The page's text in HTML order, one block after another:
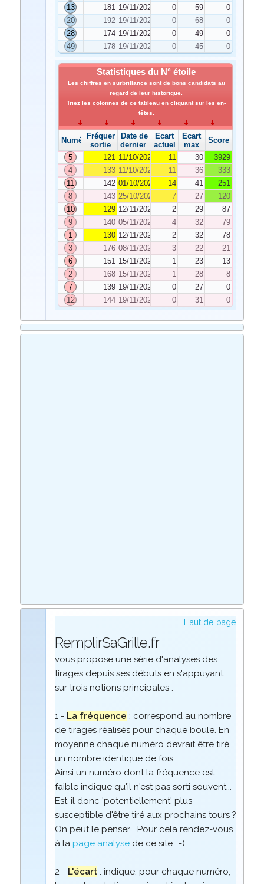
13
181 19/11/2024 0 59
0
20
192 19/11/2024 0 68
0
28
174 19/11/2024 0 49
0
49
178 19/11/2024 0 45 0
Statistiques du N° étoile
Les chiffres en surbrillance sont de bons candidats au
regard de leur historique.
Triez les colonnes de ce tableau en cliquant sur les en-
têtes.
NuméroFréquence de
sortie
Date de
dernier tirage
Écart
actuel
Écart
max
Score
5
121 11/10/2024 11 30
3929
4
133 11/10/2024 11 36
333
11
142 01/10/2024 14 41
251
8
143 25/10/2024 7 27
120
10
129 12/11/2024 2 29
87
9
140 05/11/2024 4 32
79
1
130 12/11/2024 2 32
78
3
176 08/11/2024 3 22
21
6
151 15/11/2024 1 23
13
2
168 15/11/2024 1 28
8
7
139 19/11/2024 0 27
0
12
144 19/11/2024 0 31 0
Haut de page
RemplirSaGrille.fr
vous propose une série d'analyses des
tirages depuis ses débuts en s'appuyant
sur trois notions principales :
1 - La fréquence : correspond au nombre
de tirages réalisés pour chaque boule. En
moyenne chaque numéro devrait être tiré
un nombre identique de fois.
Ainsi un numéro dont la fréquence est
faible indique qu'il n'est pas sorti souvent...
Est-il donc 'potentiellement' plus
susceptible d'être tiré aux prochains tours ?
On peut le penser... Pour cela rendez-vous
à la page analysede ce site. :-)
2 - L'écart: indique, pour chaque numéro,